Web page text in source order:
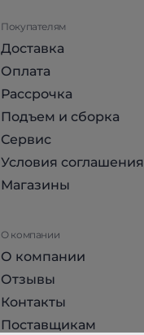
Покупателям
Доставка
Оплата
Рассрочка
Подъем и сборка
Сервис
Условия соглашения
Магазины
О компании
О компании
Отзывы
Контакты
Поставщикам